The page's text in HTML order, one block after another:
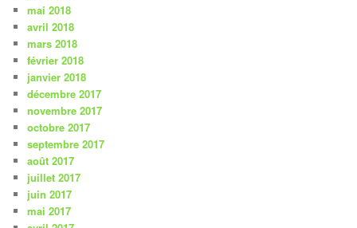
mai 2018
avril 2018
mars 2018
février 2018
janvier 2018
décembre 2017
novembre 2017
octobre 2017
septembre 2017
août 2017
juillet 2017
juin 2017
mai 2017